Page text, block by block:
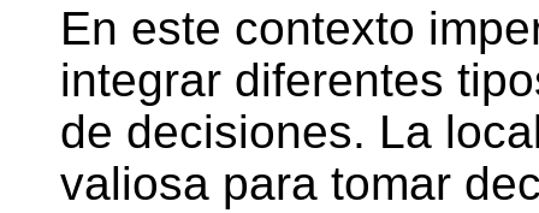
En este contexto
integrar diferentes
de decisiones. La
valiosa para tomar